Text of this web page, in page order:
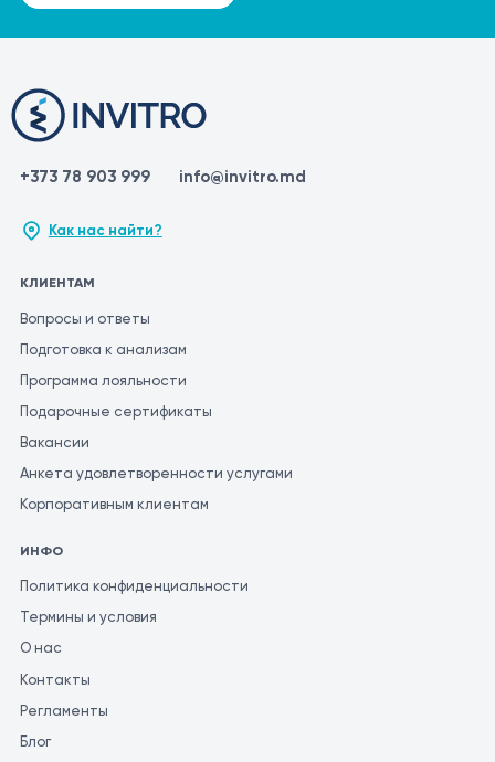
+373 78 903 999 info@invitro.md
Как нас найти?
КЛИЕНТАМ
Вопросы и ответы
Подготовка к анализам
Программа лояльности
Подарочные сертификаты
Вакансии
Анкета удовлетворенности услугами
Корпоративным клиентам
ИНФО
Политика конфиденциальности
Термины и условия
О нас
Контакты
Регламенты
Блог